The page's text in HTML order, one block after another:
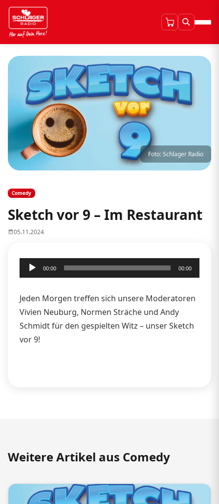
Foto: Schlager Radio
Comedy
Sketch vor 9 – Im Restaurant
05.11.2024
Audio-
Player
00:00 00:00
Jeden Morgen treffen sich unsere Moderatoren
Vivien Neuburg, Normen Sträche und Andy
Schmidt für den gespielten Witz – unser Sketch
vor 9!
Weitere Artikel aus Comedy